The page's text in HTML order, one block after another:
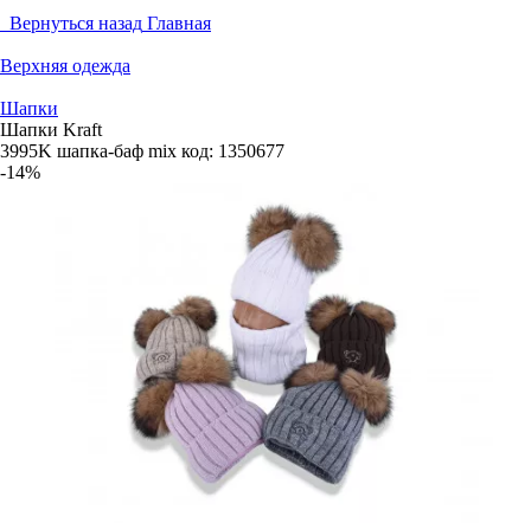
Вернуться назад Главная
Верхняя одежда
Шапки
Шапки Kraft
3995K шапка-баф mix код: 1350677
-14%